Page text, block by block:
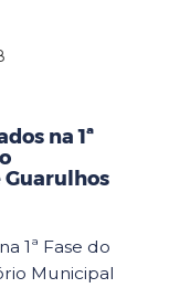
na 1ª
1ª Fase do
Municipal